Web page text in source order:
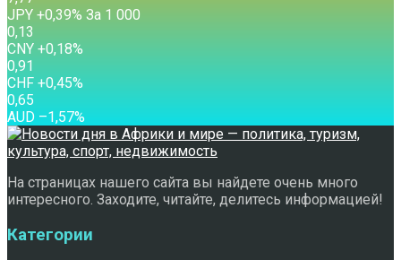
JPY +0,39% За 1 000
0,13
CNY +0,18%
0,91
CHF +0,45%
0,65
AUD –1,57%
На страницах нашего сайта вы найдете очень много
интересного. Заходите, читайте, делитесь информацией!
Категории